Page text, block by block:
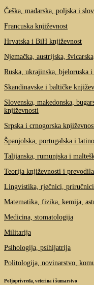
Češka, mađarska, poljska i
Francuska književnost
Hrvatska i BiH književnost
Njemačka, austrijska,
Ruska, ukrajinska, bjeloruska
Skandinavske i baltičke
Slovenska, makedonska,
književnosti
Srpska i crnogorska
Španjolska, portugalska i
Talijanska, rumunjska i
Teorija književnosti i
Lingvistika, rječnici, priručnici
Matematika, fizika, kemija,
Medicina, stomatologija
Militarija
Psihologija, psihijatrija
Politologija, novinarstvo,
Poljoprivreda, veterina i šumarstvo